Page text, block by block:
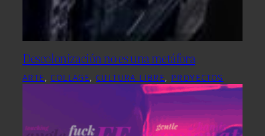
Descolonización no es una metáfora
ARTE , COLLAGE, CULTURA LIBRE, PROYECTOS